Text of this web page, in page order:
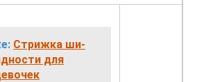
Стрижка ши-
для